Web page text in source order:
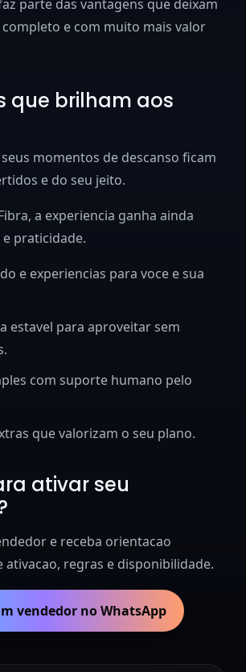
parte das vantagens que deixam
e com muito mais valor
que brilham aos
momentos de descanso ficam
e do seu jeito.
a experiencia ganha ainda
praticidade.
e experiencias para voce e sua
estavel para aproveitar sem
com suporte humano pelo
que valorizam o seu plano.
ativar seu
e receba orientacao
ativacao, regras e disponibilidade.
vendedor no WhatsApp